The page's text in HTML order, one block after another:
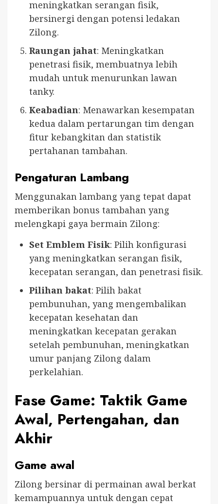
meningkatkan serangan fisik,
bersinergi dengan potensi ledakan
Zilong.
Raungan jahat: Meningkatkan
penetrasi fisik, membuatnya lebih
mudah untuk menurunkan lawan
tanky.
Keabadian: Menawarkan kesempatan
kedua dalam pertarungan tim dengan
fitur kebangkitan dan statistik
pertahanan tambahan.
Pengaturan Lambang
Menggunakan lambang yang tepat dapat
memberikan bonus tambahan yang
melengkapi gaya bermain Zilong:
Set Emblem Fisik: Pilih konfigurasi
yang meningkatkan serangan fisik,
kecepatan serangan, dan penetrasi fisik.
Pilihan bakat: Pilih bakat
pembunuhan, yang mengembalikan
kecepatan kesehatan dan
meningkatkan kecepatan gerakan
setelah pembunuhan, meningkatkan
umur panjang Zilong dalam
perkelahian.
Fase Game: Taktik Game
Awal, Pertengahan, dan
Akhir
Game awal
Zilong bersinar di permainan awal berkat
kemampuannya untuk dengan cepat